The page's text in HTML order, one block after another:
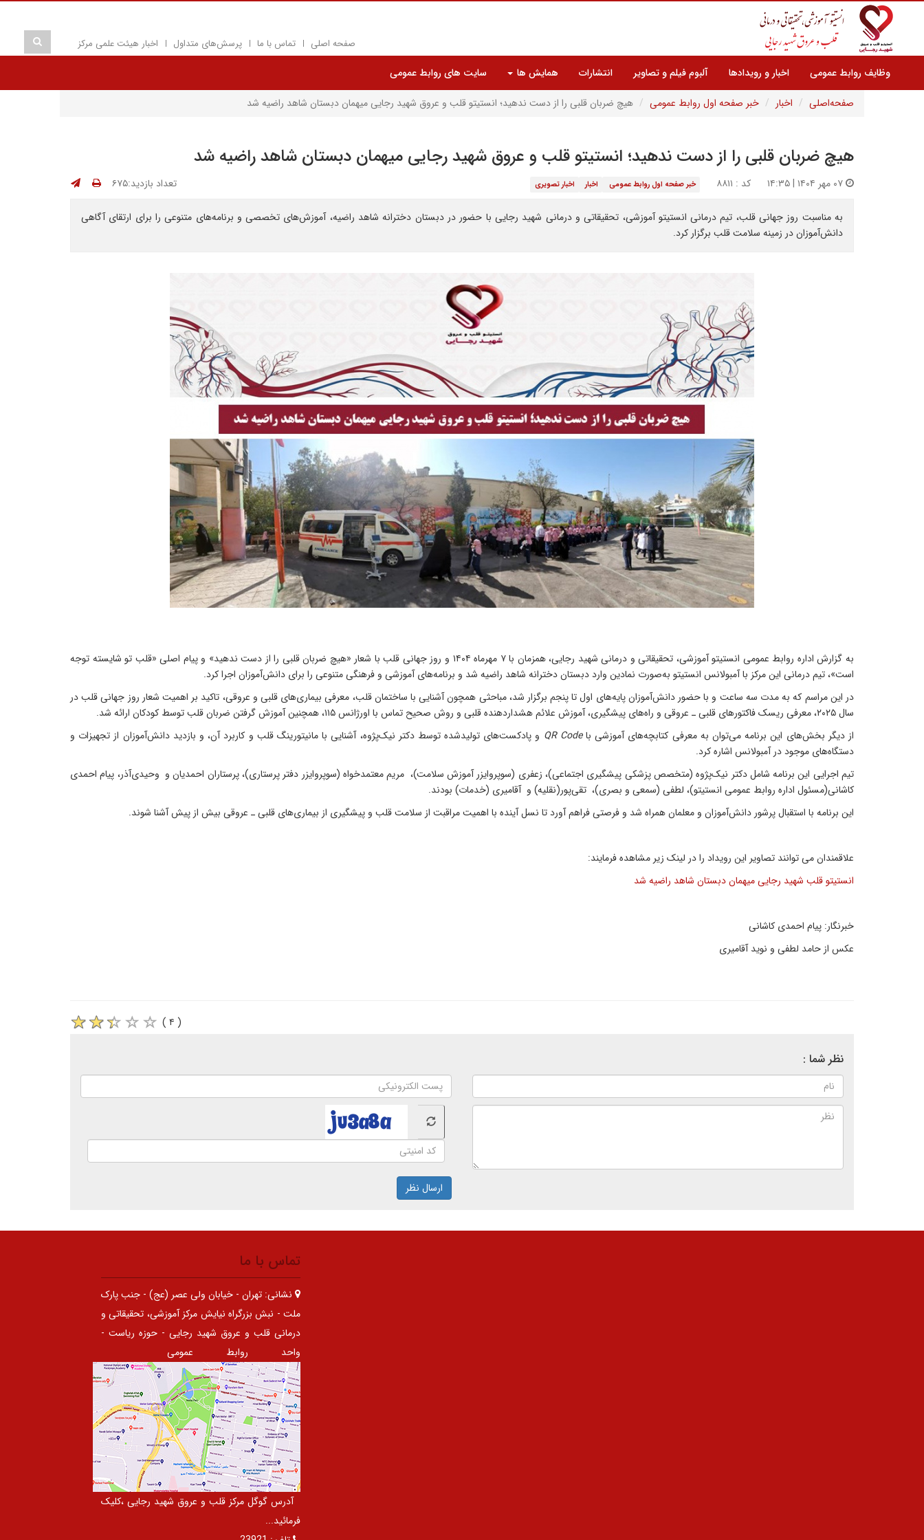
صفحه اصلی تماس با ما پرسش‌های متداول اخبار هیئت علمی مرکز
وظایف روابط عمومی اخبار و رویدادها آلبوم فیلم و تصاویر انتشارات همایش ها
سایت های روابط عمومی
صفحه‌اصلی
اخبار خبر صفحه اول روابط عمومی هیچ ضربان قلبی را از دست ندهید؛ انستیتو قلب و عروق شهید رجایی میهمان دبستان شاهد راضیه شد
هیچ ضربان قلبی را از دست ندهید؛ انستیتو قلب و عروق شهید رجایی میهمان دبستان شاهد راضیه شد
کد : ۸۸۱۱ خبر صفحه اول روابط عمومی اخبار اخبار تصویری تعداد بازدید:۶۷۵
به مناسبت روز جهانی قلب، تیم درمانی انستیتو آموزشی، تحقیقاتی و درمانی شهید رجایی با حضور در دبستان دخترانه شاهد راضیه، آموزش‌های تخصصی و برنامه‌های متنوعی را برای ارتقای آگاهی
دانش‌آموزان در زمینه سلامت قلب برگزار کرد.
به گزارش اداره روابط عمومی انستیتو آموزشی، تحقیقاتی و درمانی شهید رجایی، همزمان با ۷ مهرماه ۱۴۰۴ و روز جهانی قلب با شعار «هیچ ضربان قلبی را از دست ندهید» و پیام اصلی «قلب تو شایسته توجه
است»، تیم درمانی این مرکز با آمبولانس انستیتو به‌صورت نمادین وارد دبستان دخترانه شاهد راضیه شد و برنامه‌های آموزشی و فرهنگی متنوعی را برای دانش‌آموزان اجرا کرد.
در این مراسم که به مدت سه ساعت و با حضور دانش‌آموزان پایه‌های اول تا پنجم برگزار شد، مباحثی همچون آشنایی با ساختمان قلب، معرفی بیماری‌های قلبی و عروقی، تاکید بر اهمیت شعار روز جهانی قلب در
سال ۲۰۲۵، معرفی ریسک فاکتورهای قلبی ـ عروقی و راه‌های پیشگیری، آموزش علائم هشداردهنده قلبی و روش صحیح تماس با اورژانس ۱۱۵، همچنین آموزش گرفتن ضربان قلب توسط کودکان ارائه شد.
از دیگر بخش‌های این برنامه می‌توان به معرفی کتابچه‌های آموزشی باQR Code و پادکست‌های تولیدشده توسط دکتر نیک‌پژوه، آشنایی با مانیتورینگ قلب و کاربرد آن، و بازدید دانش‌آموزان از تجهیزات و
دستگاه‌های موجود در آمبولانس اشاره کرد.
تیم اجرایی این برنامه شامل دکتر نیک‌پژوه (متخصص پزشکی پیشگیری اجتماعی)، زعفری (سوپروایزر آموزش سلامت)، مریم معتمدخواه (سوپروایزر دفتر پرستاری)، پرستاران احمدیان و وحیدی‌آذر، پیام احمدی
کاشانی(مسئول اداره روابط عمومی انستیتو)، لطفی (سمعی و بصری)، تقی‌پور(نقلیه) و آقامیری (خدمات) بودند.
این برنامه با استقبال پرشور دانش‌آموزان و معلمان همراه شد و فرصتی فراهم آورد تا نسل آینده با اهمیت مراقبت از سلامت قلب و پیشگیری از بیماری‌های قلبی ـ عروقی بیش از پیش آشنا شوند.
علاقمندان می توانند تصاویر این رویداد را در لینک زیر مشاهده فرمایند:
انستیتو قلب شهید رجایی میهمان دبستان شاهد راضیه شد
خبرنگار: پیام احمدی کاشانی
عکس از حامد لطفی و نوید آقامیری
( ۴ )
نظر شما :
ارسال نظر
تماس با ما
نشانی: تهران - خیابان ولی عصر (عج) - جنب پارک
ملت - نبش بزرگراه نیایش مرکز آموزشی، تحقیقاتی و
درمانی قلب و عروق شهید رجایی - حوزه ریاست -
واحد روابط عمومی
آدرس گوگل مرکز قلب و عروق شهید رجایی ،کلیک
فرمائید...